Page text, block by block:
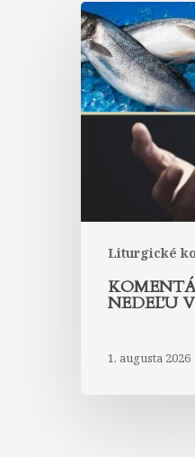
Liturgické
Komentár
k
textom
na
18.
nedeľu
rok
NEDEĽU
1. augusta 2026